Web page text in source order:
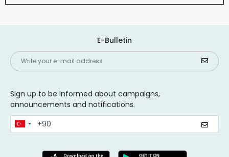
E-Bulletin
Sign up to be informed about campaigns,
announcements and notifications.